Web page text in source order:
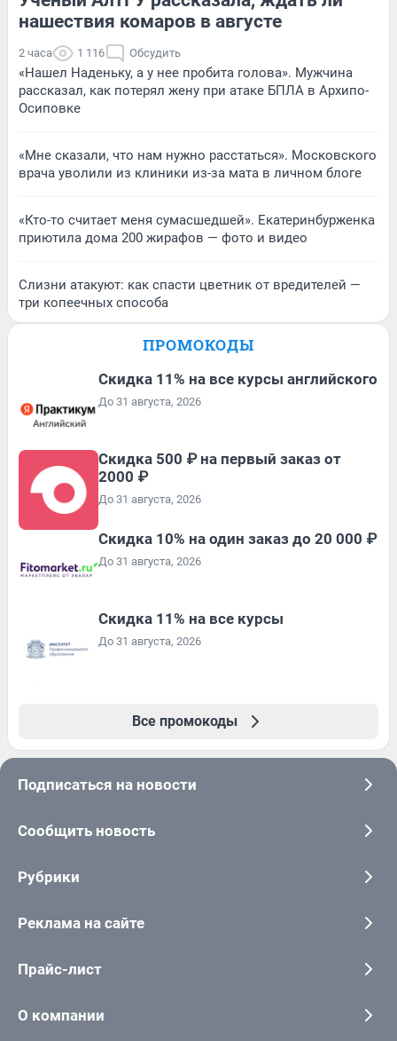
нашествия комаров в августе
2 часа 1 116 Обсудить
«Нашел Наденьку, а у нее пробита голова». Мужчина
рассказал, как потерял жену при атаке БПЛА в Архипо-
Осиповке
«Мне сказали, что нам нужно расстаться». Московского
врача уволили из клиники из-за мата в личном блоге
«Кто-то считает меня сумасшедшей». Екатеринбурженка
приютила дома 200 жирафов — фото и видео
Слизни атакуют: как спасти цветник от вредителей —
три копеечных способа
ПРОМОКОДЫ
Скидка 11% на все курсы английского
До 31 августа, 2026
Скидка 500 ₽ на первый заказ от
2000 ₽
До 31 августа, 2026
Скидка 10% на один заказ до 20 000 ₽
До 31 августа, 2026
Скидка 11% на все курсы
До 31 августа, 2026
Все промокоды
Подписаться на новости
Сообщить новость
Рубрики
Реклама на сайте
Прайс-лист
О компании